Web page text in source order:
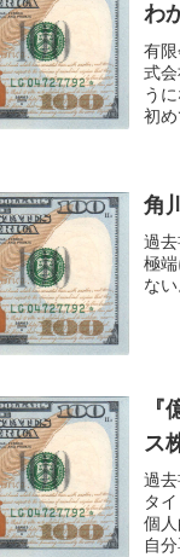
わ
有
式
う
初
角
過
極
な
ス
過
タ
個
自